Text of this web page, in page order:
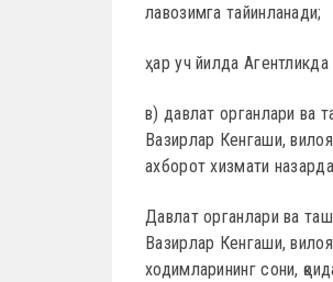
лавозимга тайинланади;
ҳар уч йилда Агентликда
в) давлат органлари ва
Вазирлар Кенгаши,
ахборот хизмати
Давлат органлари ва
Вазирлар Кенгаши,
ходимларининг сони,